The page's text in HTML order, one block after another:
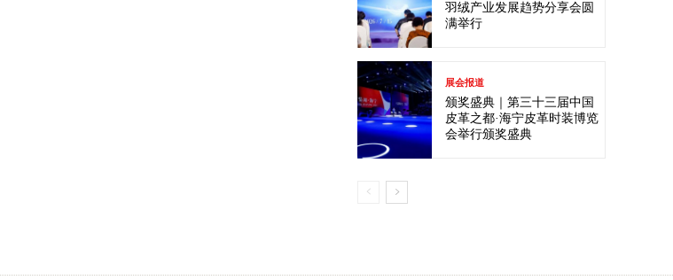
羽绒产业发展趋势分享会圆
满举行
展会报道
颁奖盛典｜第三十三届中国
皮革之都·海宁皮革时装博览
会举行颁奖盛典